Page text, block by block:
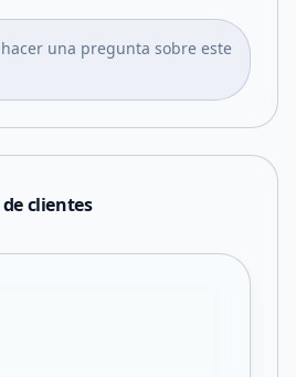
una pregunta sobre este
clientes